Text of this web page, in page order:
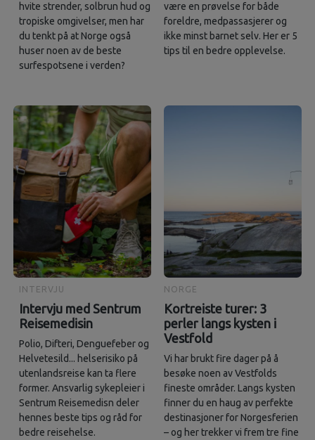
hvite strender, solbrun hud og
tropiske omgivelser, men har
du tenkt på at Norge også
huser noen av de beste
surfespotsene i verden?
være en prøvelse for både
foreldre, medpassasjerer og
ikke minst barnet selv. Her er 5
tips til en bedre opplevelse.
INTERVJU
Intervju med Sentrum
Reisemedisin
Polio, Difteri, Denguefeber og
Helvetesild... helserisiko på
utenlandsreise kan ta flere
former. Ansvarlig sykepleier i
Sentrum Reisemedisn deler
hennes beste tips og råd for
bedre reisehelse.
NORGE
Kortreiste turer: 3
perler langs kysten i
Vestfold
Vi har brukt fire dager på å
besøke noen av Vestfolds
fineste områder. Langs kysten
finner du en haug av perfekte
destinasjoner for Norgesferien
– og her trekker vi frem tre fine